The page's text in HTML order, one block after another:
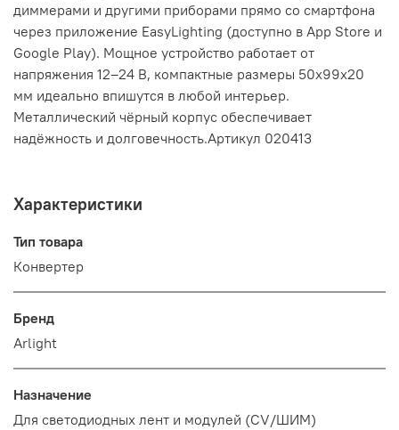
диммерами и другими приборами прямо со смартфона
через приложение EasyLighting (доступно в App Store и
Google Play). Мощное устройство работает от
напряжения 12–24 В, компактные размеры 50х99х20
мм идеально впишутся в любой интерьер.
Металлический чёрный корпус обеспечивает
надёжность и долговечность.Артикул 020413
Характеристики
Тип товара
Конвертер
Бренд
Arlight
Назначение
Для светодиодных лент и модулей (CV/ШИМ)